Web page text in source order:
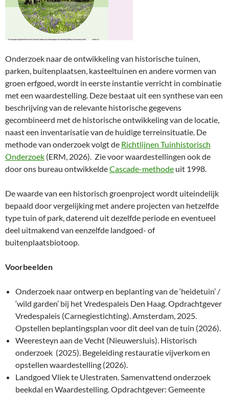
Onderzoek naar de ontwikkeling van historische tuinen,
parken, buitenplaatsen, kasteeltuinen en andere vormen van
groen erfgoed, wordt in eerste instantie verricht in combinatie
met een waardestelling. Deze bestaat uit een synthese van een
beschrijving van de relevante historische gegevens
gecombineerd met de historische ontwikkeling van de locatie,
naast een inventarisatie van de huidige terreinsituatie. De
methode van onderzoek volgt de Richtlijnen Tuinhistorisch
Onderzoek (ERM, 2026). Zie voor waardestellingen ook de
door ons bureau ontwikkeldeCascade-methode uit 1998.
De waarde van een historisch groenproject wordt uiteindelijk
bepaald door vergelijking met andere projecten van hetzelfde
type tuin of park, daterend uit dezelfde periode en eventueel
deel uitmakend van eenzelfde landgoed- of
buitenplaatsbiotoop.
Voorbeelden
Onderzoek naar ontwerp en beplanting van de ‘heidetuin’ /
‘wild garden’ bij het Vredespaleis Den Haag. Opdrachtgever
Vredespaleis (Carnegiestichting). Amsterdam, 2025.
Opstellen beplantingsplan voor dit deel van de tuin (2026).
Weeresteyn aan de Vecht (Nieuwersluis). Historisch
onderzoek (2025). Begeleiding restauratie vijverkom en
opstellen waardestelling (2026).
Landgoed Vliek te Ulestraten. Samenvattend onderzoek
beekdal en Waardestelling. Opdrachtgever: Gemeente